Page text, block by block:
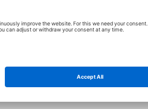
auf der Festplatte zum Download
GB!